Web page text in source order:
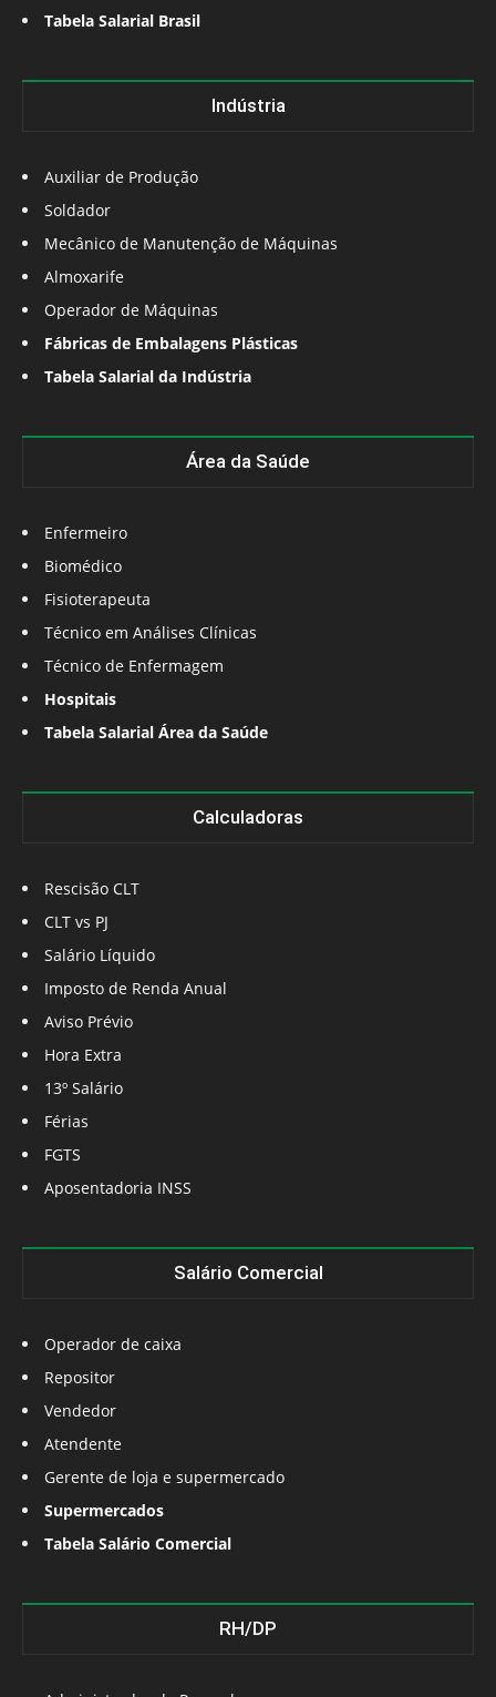
Tabela Salarial Brasil
Indústria
Auxiliar de Produção
Soldador
Mecânico de Manutenção de Máquinas
Almoxarife
Operador de Máquinas
Fábricas de Embalagens Plásticas
Tabela Salarial da Indústria
Área da Saúde
Enfermeiro
Biomédico
Fisioterapeuta
Técnico em Análises Clínicas
Técnico de Enfermagem
Hospitais
Tabela Salarial Área da Saúde
Calculadoras
Rescisão CLT
CLT vs PJ
Salário Líquido
Imposto de Renda Anual
Aviso Prévio
Hora Extra
13º Salário
Férias
FGTS
Aposentadoria INSS
Salário Comercial
Operador de caixa
Repositor
Vendedor
Atendente
Gerente de loja e supermercado
Supermercados
Tabela Salário Comercial
RH/DP